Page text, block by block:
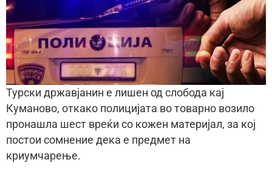
Турски државјанин е лишен од слобода кај
Куманово, откако полицијата во товарно возило
пронашла шест вреќи со кожен материјал, за кој
постои сомнение дека е предмет на
криумчарење.